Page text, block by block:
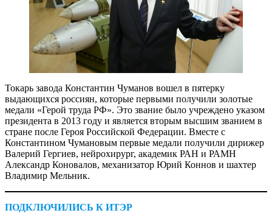
Токарь завода Константин Чуманов вошел в пятерку
выдающихся россиян, которые первыми получили золотые
медали «Герой труда РФ». Это звание было учреждено указом
президента в 2013 году и является вторым высшим званием в
стране после Героя Российской Федерации. Вместе с
Константином Чумановым первые медали получили дирижер
Валерий Гергиев, нейрохирург, академик РАН и РАМН
Александр Коновалов, механизатор Юрий Коннов и шахтер
Владимир Мельник.
ПОДКЛЮЧИЛИСЬ К ИТЭР